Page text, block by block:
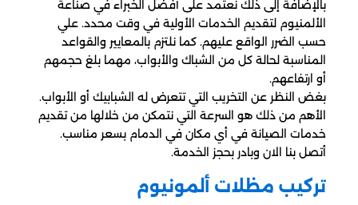
بالإضافة إلى ذلك نعتمد على أفضل الخبراء في صناعة
الألمنيوم لتقديم الخدمات الأولية في وقت محدد. علي
حسب الضرر الواقع عليهم. كما نلتزم بالمعايير والقواعد
المناسبة لحالة كل من الشباك والأبواب، مهما بلغ حجمهم
أو ارتفاعهم.
بغض النظر عن التخريب التي تتعرض له الشبابيك أو الأبواب.
الأهم من ذلك هو السرعة التي نتمكن من خلالها من تقديم
خدمات الصيانة في أي مكان في الدمام بسعر مناسب.
أتصل بنا الان وبادر بحجز الخدمة.
تركيب مظلات ألمونيوم